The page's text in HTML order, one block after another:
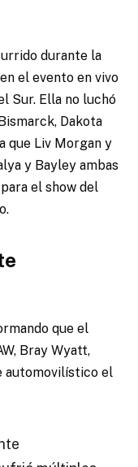
durante la
el evento en vivo
Sur. Ella no luchó
Dakota
que Liv Morgan y
y Bayley ambas
el show del
que el
Bray Wyatt,
automovilístico el